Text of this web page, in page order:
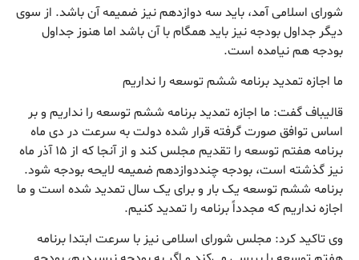
شورای اسلامی آمد، باید سه دوازدهم نیز ضمیمه آن باشد. از سوی
دیگر جداول بودجه نیز باید همگام با آن باشد اما هنوز جداول
بودجه هم نیامده است.
ما اجازه تمدید برنامه ششم توسعه را نداریم
قالیباف گفت: ما اجازه تمدید برنامه ششم توسعه را نداریم و بر
اساس توافق صورت گرفته قرار شده دولت به سرعت در دی ماه
برنامه هفتم توسعه را تقدیم مجلس کند و از آنجا که از ۱۵ آذر ماه
نیز گذشته است، بودجه چنددوازدهم ضمیمه لایحه بودجه شود.
برنامه ششم توسعه یک بار و برای یک سال تمدید شده است و ما
اجازه نداریم که مجدداً برنامه را تمدید کنیم.
وی تاکید کرد: مجلس شورای اسلامی نیز با سرعت ابتدا برنامه